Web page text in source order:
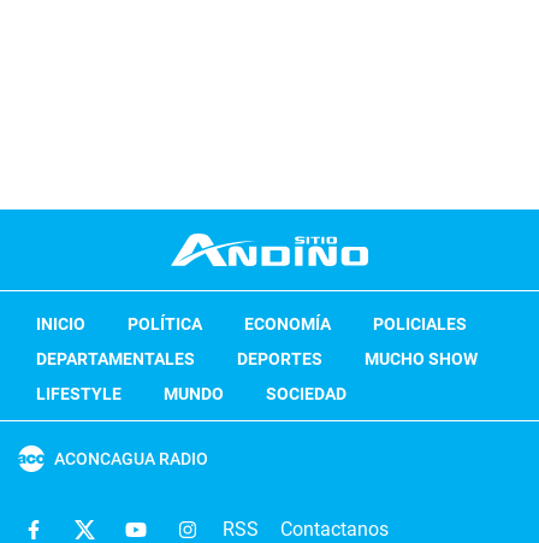
INICIO POLÍTICA ECONOMÍA
POLICIALES
DEPARTAMENTALES
DEPORTES
MUCHO SHOW
LIFESTYLE
MUNDO SOCIEDAD
ACONCAGUA RADIO
RSS Contactanos